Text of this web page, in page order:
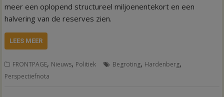
meer een oplopend structureel miljoenentekort en een
halvering van de reserves zien.
LEES MEER
FRONTPAGE, Nieuws, Politiek Begroting, Hardenberg,
Perspectiefnota